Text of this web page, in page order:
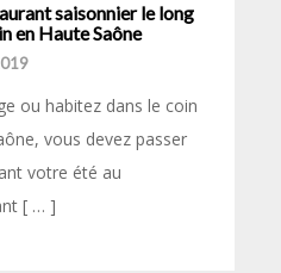
saisonnier le long
en Haute Saône
ou habitez dans le coin
vous devez passer
votre été au
[ … ]